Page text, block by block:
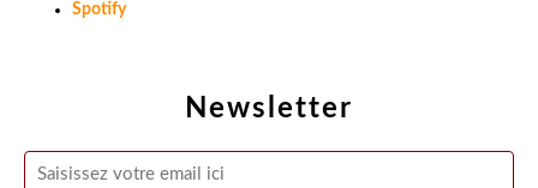
Newsletter
Spotify